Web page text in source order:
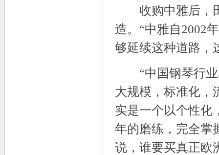
收购中雅后，田
造。“中雅自2002
够延续这种道路，
“中国钢琴行业
大规模，标准化，
实是一个以个性化
年的磨练，完全掌
说，谁要买真正欧